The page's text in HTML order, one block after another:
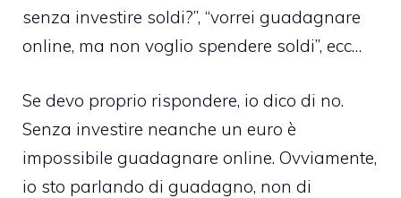
senza investire soldi?”, “vorrei guadagnare
online, ma non voglio spendere soldi”, ecc…
Se devo proprio rispondere, io dico di no.
Senza investire neanche un euro è
impossibile guadagnare online. Ovviamente,
io sto parlando di guadagno, non di